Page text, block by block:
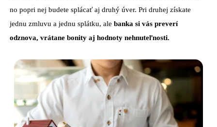
no popri nej budete splácať aj druhý úver. Pri druhej získate
jednu zmluvu a jednu splátku, ale banka si vás preverí
odznova, vrátane bonity aj hodnoty nehnuteľnosti.